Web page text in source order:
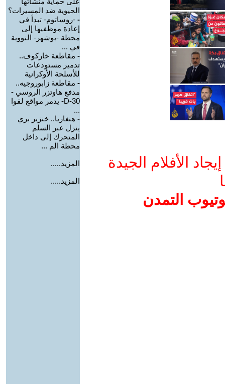
الأفلام الجيدة
التمدن
الحيوية ضد المسيرات؟
- -روساتوم- تبدأ في
إعادة موظفيها إلى
محطة -بوشهر- النووية
في ...
- مقاطعة خاركوف..
تدمير مستودعات
للأسلحة الأوكرانية
- مقاطعة زابوروجيه..
مدفع هاوتزر الروسي -
D-30- يدمر مواقع لقوا
...
- هنغاريا.. خنزير بري
ينزل عبر السلم
المتحرك إلى داخل
محطة الم ...
المزيد.....
المزيد.....